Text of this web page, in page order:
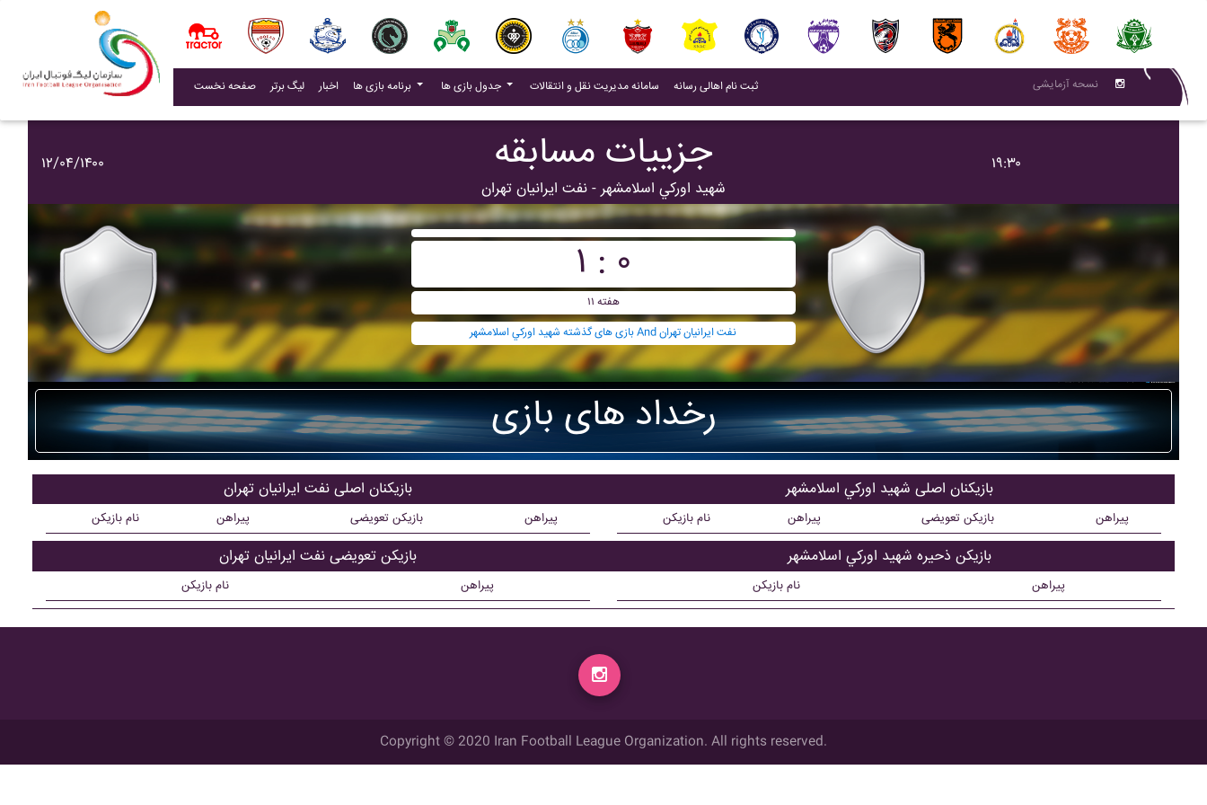
صفحه نخست لیگ برتر اخبار(current) برنامه بازی ها جدول بازی ها سامانه مدیریت نقل و انتقالات (current)
ثبت نام اهالی رسانه(current) نسحه آزمایشی
۱۲/۰۴/۱۴۰۰ جزییات مسابقه
شهيد اورکي اسلامشهر - نفت ايرانيان تهران
۱۹:۳۰
۱ : ۰
هفته ۱۱
بازی های گذشته شهيد اورکي اسلامشهر And نفت ايرانيان تهران
رخداد های بازی
بازیکنان اصلی نفت ايرانيان تهران
نام بازیکن پیراهن بازیکن تعویضی پیراهن
بازیکن تعویضی نفت ايرانيان تهران
نام بازیکن پیراهن
بازیکنان اصلی شهيد اورکي اسلامشهر
نام بازیکن پیراهن بازیکن تعویضی پیراهن
بازیکن ذحیره شهيد اورکي اسلامشهر
نام بازیکن پیراهن
Copyright © 2020 Iran Football League Organization. All rights reserved.